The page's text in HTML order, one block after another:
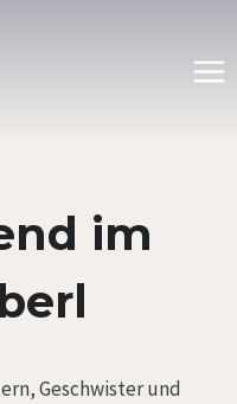
im
Geschwister und